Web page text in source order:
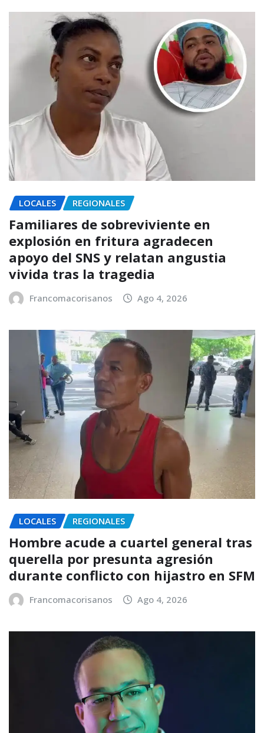
LOCALES REGIONALES
Familiares de sobreviviente en
explosión en fritura agradecen
apoyo del SNS y relatan angustia
vivida tras la tragedia
Francomacorisanos Ago 4, 2026
LOCALES REGIONALES
Hombre acude a cuartel general tras
querella por presunta agresión
durante conflicto con hijastro en SFM
Francomacorisanos Ago 4, 2026